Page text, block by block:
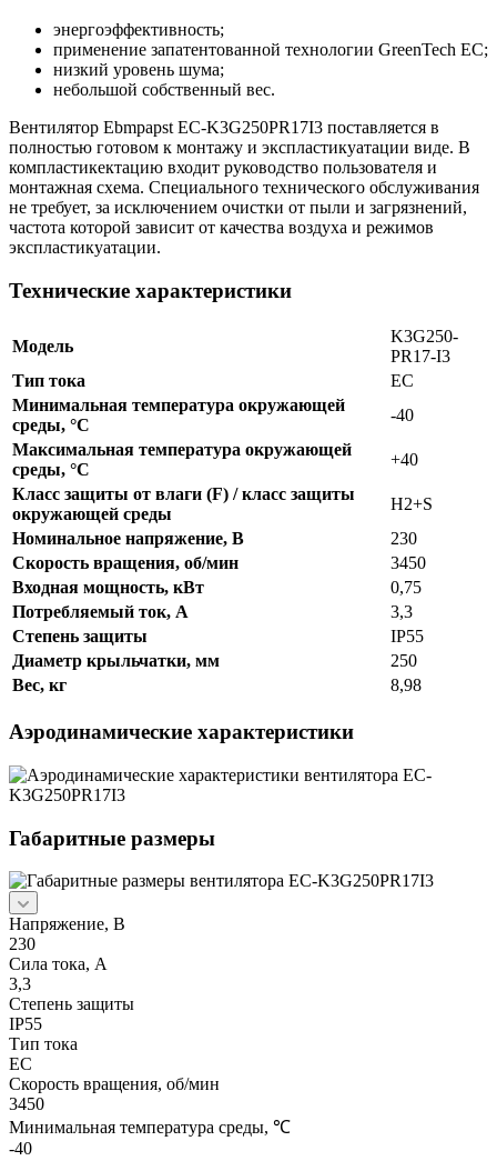
энергоэффективность;
применение запатентованной технологии GreenTech EC;
низкий уровень шума;
небольшой собственный вес.
Вентилятор Ebmpapst ЕС-K3G250PR17I3 поставляется в
полностью готовом к монтажу и экспластикуатации виде. В
компластикектацию входит руководство пользователя и
монтажная схема. Специального технического обслуживания
не требует, за исключением очистки от пыли и загрязнений,
частота которой зависит от качества воздуха и режимов
экспластикуатации.
Технические характеристики
Модель
K3G250-
PR17-I3
Тип тока
EC
Минимальная температура окружающей
среды, °C
-40
Максимальная температура окружающей
среды, °C
+40
Класс защиты от влаги (F) / класс защиты
окружающей среды
H2+S
Номинальное напряжение, В
230
Скорость вращения, об/мин
3450
Входная мощность, кВт
0,75
Потребляемый ток, А
3,3
Степень защиты
IP55
Диаметр крыльчатки, мм
250
Вес, кг
8,98
Аэродинамические характеристики
Габаритные размеры
Напряжение, В
230
Сила тока, A
3,3
Степень защиты
IP55
Тип тока
EC
Скорость вращения, об/мин
3450
Минимальная температура среды, ℃
-40